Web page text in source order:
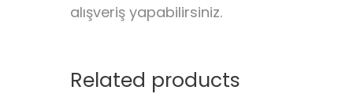
alışveriş yapabilirsiniz.
Related products